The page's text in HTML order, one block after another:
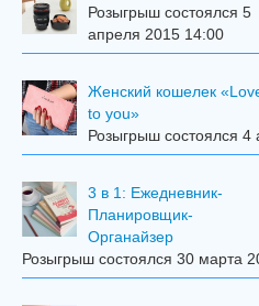
Розыгрыш состоялся 5
апреля 2015 14:00
Женский кошелек
to you»
Розыгрыш состоялся
3 в 1: Ежедневник-
Планировщик-
Органайзер
Розыгрыш состоялся 30 марта